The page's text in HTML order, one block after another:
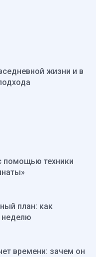
жизни и в
помощью техники
план: как
неделю
времени: зачем он